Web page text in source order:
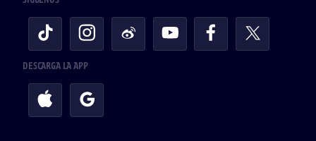
DESCARGA LA APP